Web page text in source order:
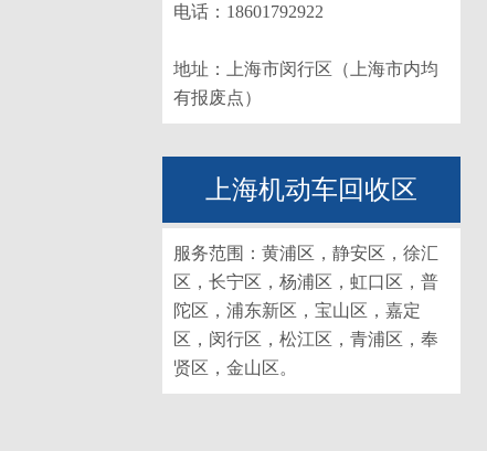
电话：18601792922
地址：上海市闵行区（上海市内均
有报废点）
上海机动车回收区
服务范围：黄浦区，静安区，徐汇
区，长宁区，杨浦区，虹口区，普
陀区，浦东新区，宝山区，嘉定
区，闵行区，松江区，青浦区，奉
贤区，金山区。